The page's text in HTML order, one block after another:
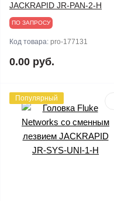
JACKRAPID JR-PAN-2-H
ПО ЗАПРОСУ
Код товара: pro-177131
0.00 руб.
Популярный